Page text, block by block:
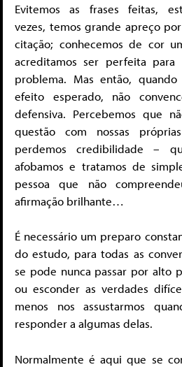
Evitemos as frases feitas,
vezes, temos grande apreço
citação; conhecemos de cor
acreditamos ser perfeita
problema. Mas então,
efeito esperado, não
defensiva. Percebemos que
questão com nossas
perdemos credibilidade –
afobamos e tratamos de
pessoa que não
afirmação brilhante…
É necessário um preparo
do estudo, para todas as
se pode nunca passar por alto
ou esconder as verdades
menos nos assustarmos
responder a algumas delas.
Normalmente é aqui que se